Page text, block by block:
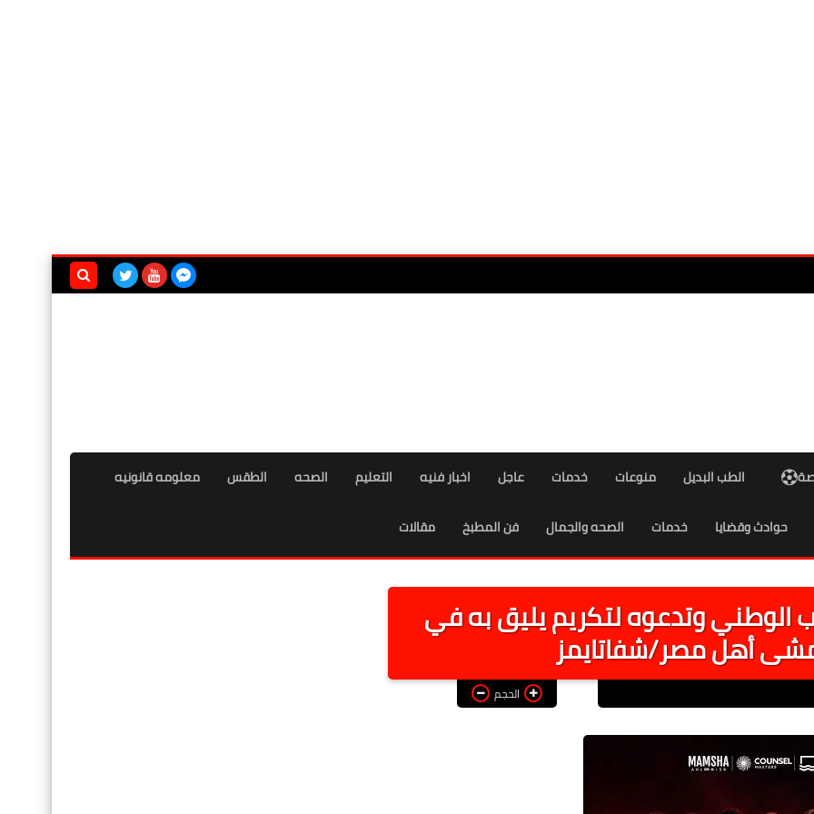
الطب البديل منوعات خدمات عاجل اخبار فنيه التعليم الصحه الطقس معلومه قانونيه
حوادث وقضايا خدمات الصحه والجمال فن المطبخ مقالات
الوطني وتدعوه لتكريم يليق به في
أهل مصر/شفاتايمز
الحجم